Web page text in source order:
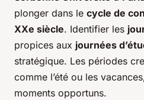
plonger dans le cycle de
XXe siècle. Identifier les
propices aux journées
stratégique. Les périodes
comme l’été ou les
moments opportuns.